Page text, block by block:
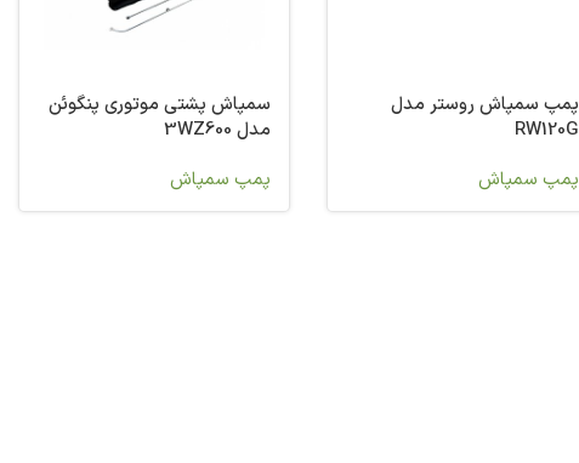
پمپ سمپاش روستر مدل
RW120G
پمپ سمپاش
سمپاش پشتی موتوری پنگوئن
مدل 3WZ600
پمپ سمپاش